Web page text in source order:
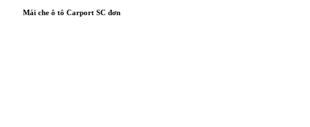
Mái che ô tô Carport SC đơn